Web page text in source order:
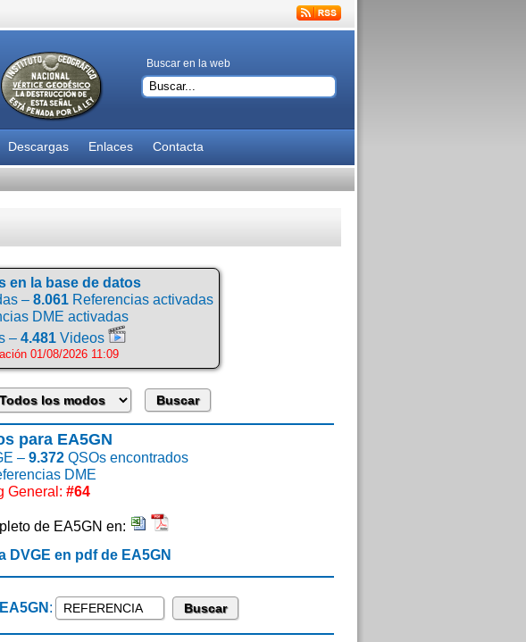
Buscar en la web
Descargas Enlaces Contacta
en la base de datos
– 8.061Referencias activadas
DME activadas
– 4.481 Videos
01/08/2026 11:09
para EA5GN
– 9.372QSOs encontrados
DME
General: #64
de EA5GN en:
DVGE en pdf de EA5GN
EA5GN :